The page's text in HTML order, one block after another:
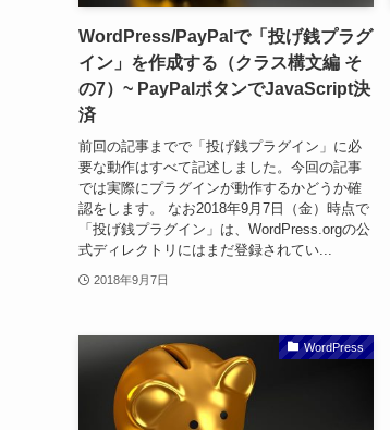
WordPress/PayPalで「投げ銭プラグ
イン」を作成する（クラス構文編 そ
の7）~ PayPalボタンでJavaScript決
済
前回の記事までで「投げ銭プラグイン」に必
要な動作はすべて記述しました。今回の記事
では実際にプラグインが動作するかどうか確
認をします。 なお2018年9月7日（金）時点で
「投げ銭プラグイン」は、WordPress.orgの公
式ディレクトリにはまだ登録されてい...
2018年9月7日
WordPress